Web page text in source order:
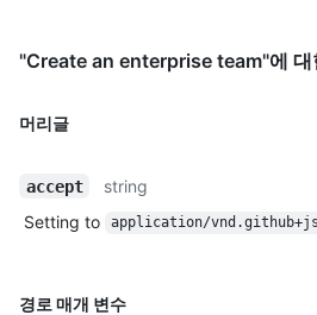
"Create an enterprise team"에 대
머리글
accept
string
Setting to
application/
경로 매개 변수